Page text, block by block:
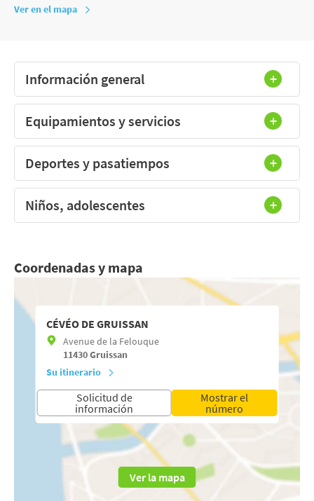
Ver en el mapa
Información general
Equipamientos y servicios
Deportes y pasatiempos
Niños, adolescentes
Coordenadas y mapa
CÉVÉO DE GRUISSAN
Avenue de la Felouque
11430Gruissan
Su itinerario
Solicitud de
información
Mostrar el
número
Ver la mapa